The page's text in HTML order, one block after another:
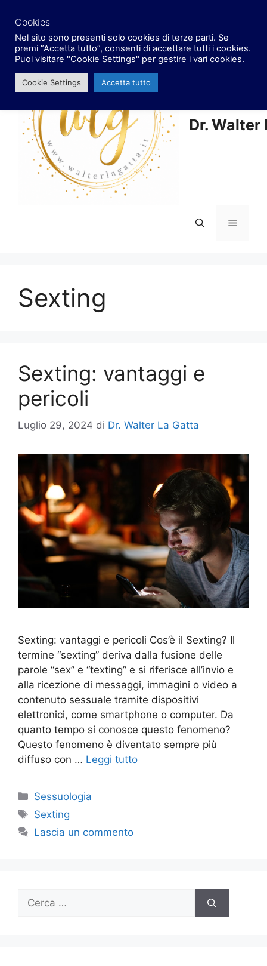
contenuto
Dr. Walter
Menu
Sexting
Sexting: vantaggi e
pericoli
Luglio 29, 2024 di Dr. Walter La Gatta
Sexting: vantaggi e pericoli Cos’è il Sexting? Il
termine “sexting” deriva dalla fusione delle
parole “sex” e “texting” e si riferisce all’invio e
alla ricezione di messaggi, immagini o video a
contenuto sessuale tramite dispositivi
elettronici, come smartphone o computer. Da
quanto tempo si conosce questo fenomeno?
Questo fenomeno è diventato sempre più
diffuso con … Leggi tutto
Categorie
Sessuologia
Tag
Sexting
Lascia un commento
Ricerca
Cookies
Nel sito sono presenti solo cookies di terze parti. Se
premi “Accetta tutto”, consenti di accettare tutti i cookies.
Puoi visitare "Cookie Settings" per gestire i vari cookies.
Cookie Settings Accetta tutto